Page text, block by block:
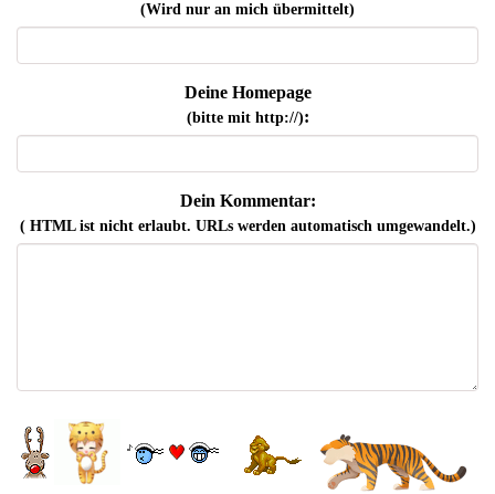
(Wird nur an mich übermittelt)
Deine Homepage
(bitte mit http://):
Dein Kommentar:
( HTML ist nichterlaubt. URLs werden automatisch umgewandelt.)